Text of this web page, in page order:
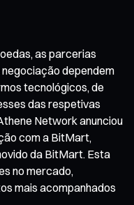
as parcerias
dependem
tecnológicos, de
das respetivas
Network anunciou
com a BitMart,
da BitMart. Esta
no mercado,
mais acompanhados